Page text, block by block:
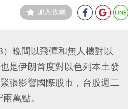
加入收藏
晚間以飛彈和無人機對以
是伊朗首度對以色列本土發
張影響國際股市，台股週二
萬點。